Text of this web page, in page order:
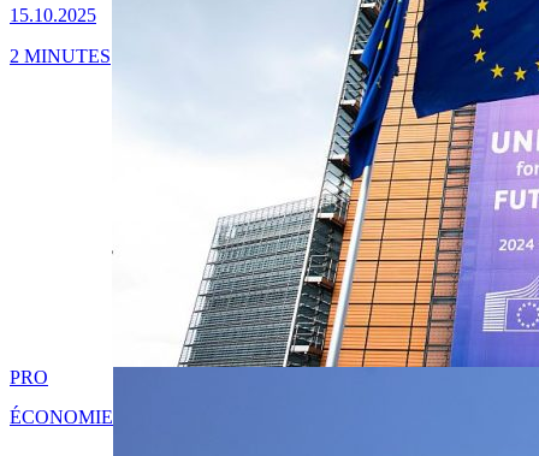
15.10.2025
2 MINUTES
PRO
ÉCONOMIE